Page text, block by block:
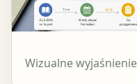
Wizualne